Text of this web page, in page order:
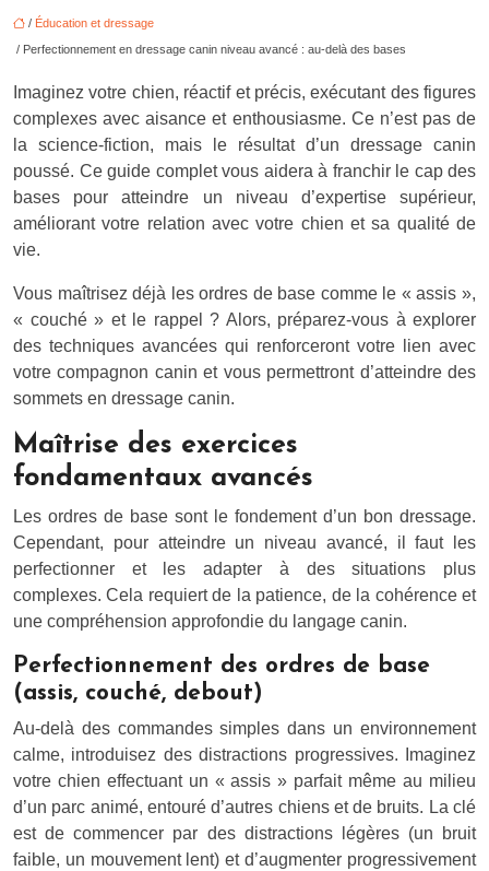
/ Éducation et dressage
/ Perfectionnement en dressage canin niveau avancé : au-delà des bases
Imaginez votre chien, réactif et précis, exécutant des figures
complexes avec aisance et enthousiasme. Ce n’est pas de
la science-fiction, mais le résultat d’un dressage canin
poussé. Ce guide complet vous aidera à franchir le cap des
bases pour atteindre un niveau d’expertise supérieur,
améliorant votre relation avec votre chien et sa qualité de
vie.
Vous maîtrisez déjà les ordres de base comme le « assis »,
« couché » et le rappel ? Alors, préparez-vous à explorer
des techniques avancées qui renforceront votre lien avec
votre compagnon canin et vous permettront d’atteindre des
sommets en dressage canin.
Maîtrise des exercices
fondamentaux avancés
Les ordres de base sont le fondement d’un bon dressage.
Cependant, pour atteindre un niveau avancé, il faut les
perfectionner et les adapter à des situations plus
complexes. Cela requiert de la patience, de la cohérence et
une compréhension approfondie du langage canin.
Perfectionnement des ordres de base
(assis, couché, debout)
Au-delà des commandes simples dans un environnement
calme, introduisez des distractions progressives. Imaginez
votre chien effectuant un « assis » parfait même au milieu
d’un parc animé, entouré d’autres chiens et de bruits. La clé
est de commencer par des distractions légères (un bruit
faible, un mouvement lent) et d’augmenter progressivement